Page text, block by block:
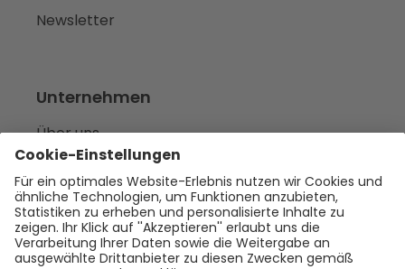
Newsletter
Unternehmen
Über uns
Karriere we‘re hiring
Presse
Empfehlen